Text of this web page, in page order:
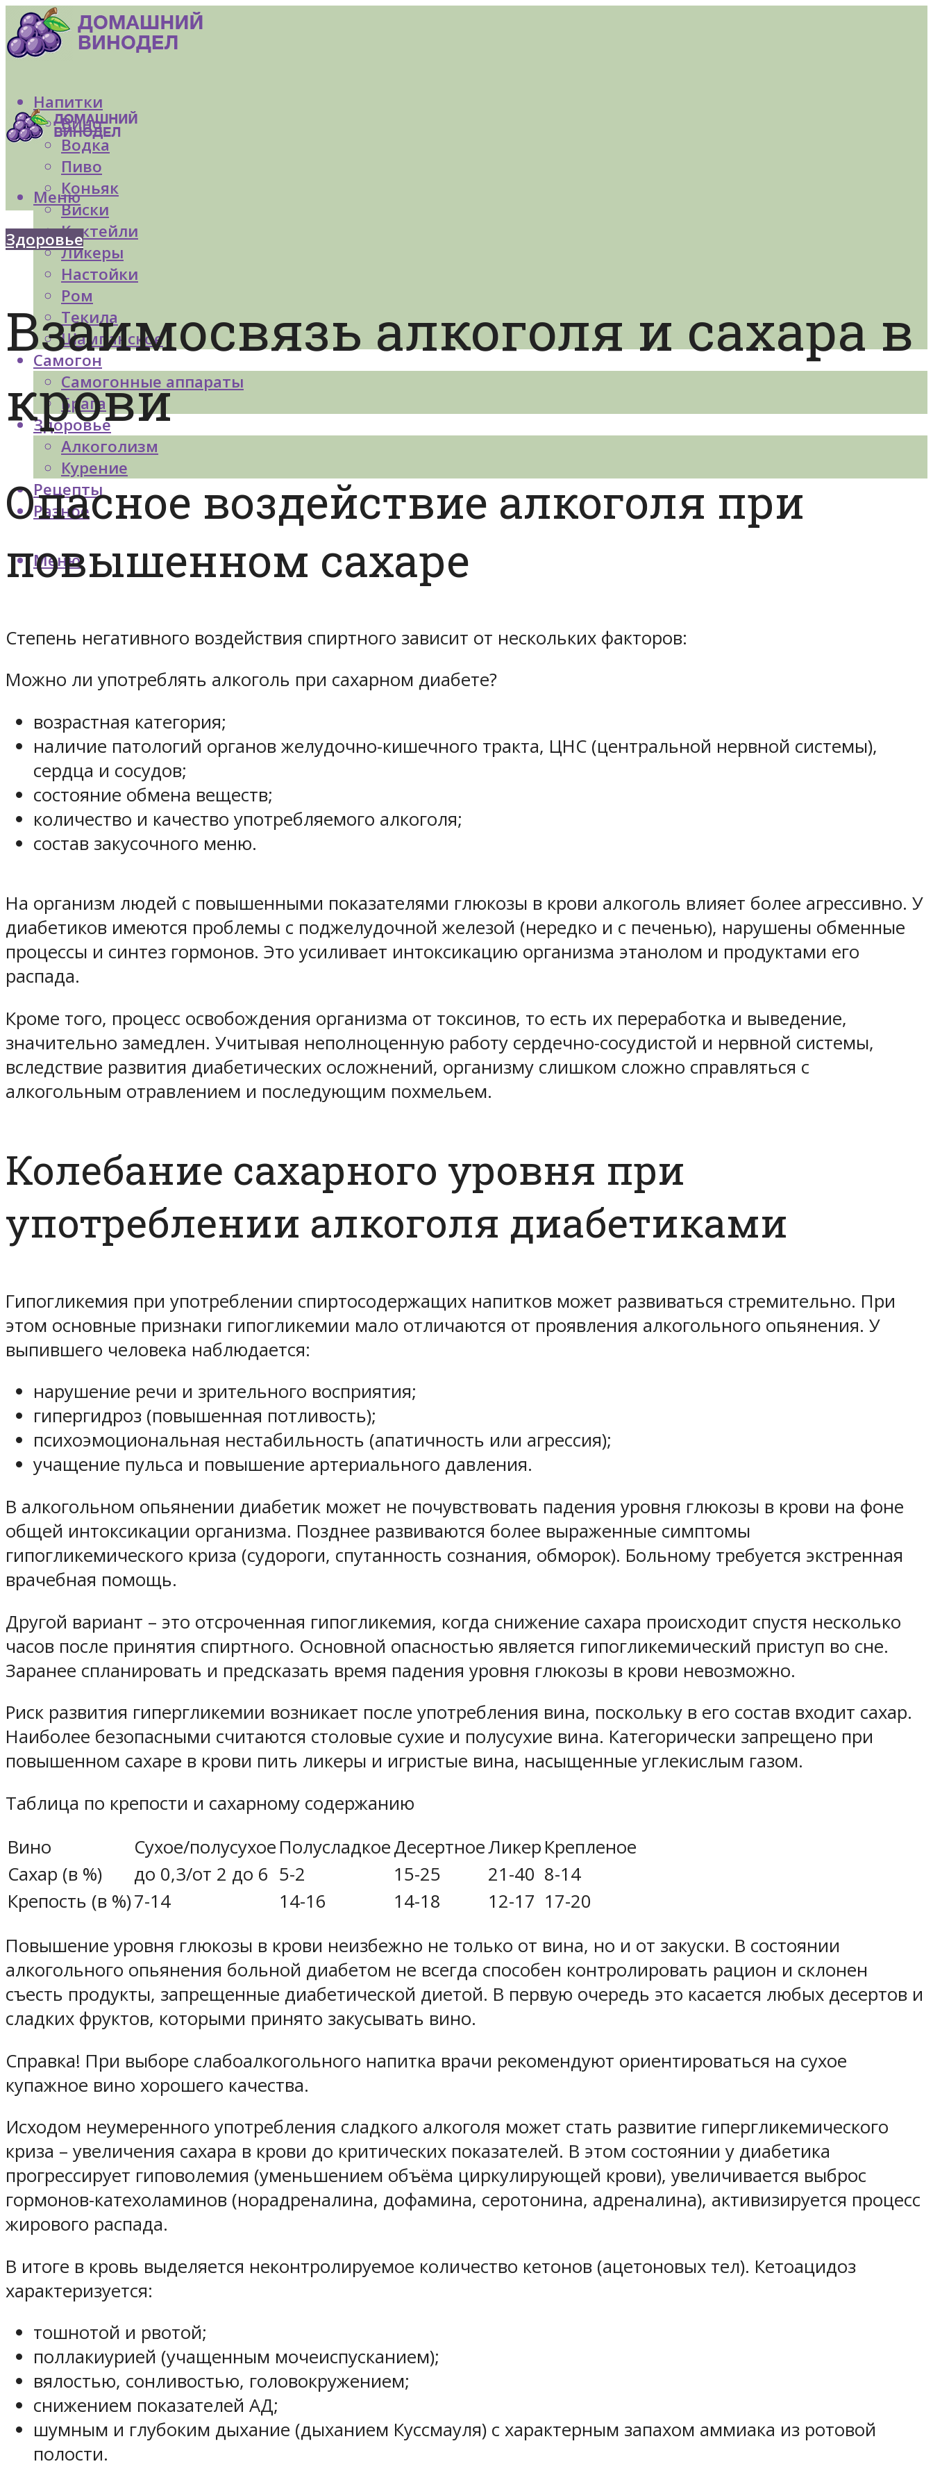
Напитки
Вино
Водка
Пиво
Коньяк
Виски
Коктейли
Ликеры
Настойки
Ром
Текила
Шампанское
Самогон
Самогонные аппараты
Брага
Здоровье
Алкоголизм
Курение
Рецепты
Разное
Меню
Меню
Здоровье
Взаимосвязь алкоголя и сахара в
крови
Опасное воздействие алкоголя при
повышенном сахаре
Степень негативного воздействия спиртного зависит от нескольких факторов:
Можно ли употреблять алкоголь при сахарном диабете?
возрастная категория;
наличие патологий органов желудочно-кишечного тракта, ЦНС (центральной нервной системы),
сердца и сосудов;
состояние обмена веществ;
количество и качество употребляемого алкоголя;
состав закусочного меню.
На организм людей с повышенными показателями глюкозы в крови алкоголь влияет более агрессивно. У
диабетиков имеются проблемы с поджелудочной железой (нередко и с печенью), нарушены обменные
процессы и синтез гормонов. Это усиливает интоксикацию организма этанолом и продуктами его
распада.
Кроме того, процесс освобождения организма от токсинов, то есть их переработка и выведение,
значительно замедлен. Учитывая неполноценную работу сердечно-сосудистой и нервной системы,
вследствие развития диабетических осложнений, организму слишком сложно справляться с
алкогольным отравлением и последующим похмельем.
Колебание сахарного уровня при
употреблении алкоголя диабетиками
Гипогликемия при употреблении спиртосодержащих напитков может развиваться стремительно. При
этом основные признаки гипогликемии мало отличаются от проявления алкогольного опьянения. У
выпившего человека наблюдается:
нарушение речи и зрительного восприятия;
гипергидроз (повышенная потливость);
психоэмоциональная нестабильность (апатичность или агрессия);
учащение пульса и повышение артериального давления.
В алкогольном опьянении диабетик может не почувствовать падения уровня глюкозы в крови на фоне
общей интоксикации организма. Позднее развиваются более выраженные симптомы
гипогликемического криза (судороги, спутанность сознания, обморок). Больному требуется экстренная
врачебная помощь.
Другой вариант – это отсроченная гипогликемия, когда снижение сахара происходит спустя несколько
часов после принятия спиртного. Основной опасностью является гипогликемический приступ во сне.
Заранее спланировать и предсказать время падения уровня глюкозы в крови невозможно.
Риск развития гипергликемии возникает после употребления вина, поскольку в его состав входит сахар.
Наиболее безопасными считаются столовые сухие и полусухие вина. Категорически запрещено при
повышенном сахаре в крови пить ликеры и игристые вина, насыщенные углекислым газом.
Таблица по крепости и сахарному содержанию
Вино
Сухое/полусухое ПолусладкоеДесертноеЛикер Крепленое
Сахар (в %)
до 0,3/от 2 до 6 5-2 15-25 21-40 8-14
Крепость (в %)7-14 14-16 14-18 12-17 17-20
Повышение уровня глюкозы в крови неизбежно не только от вина, но и от закуски. В состоянии
алкогольного опьянения больной диабетом не всегда способен контролировать рацион и склонен
съесть продукты, запрещенные диабетической диетой. В первую очередь это касается любых десертов и
сладких фруктов, которыми принято закусывать вино.
Справка! При выборе слабоалкогольного напитка врачи рекомендуют ориентироваться на сухое
купажное вино хорошего качества.
Исходом неумеренного употребления сладкого алкоголя может стать развитие гипергликемического
криза – увеличения сахара в крови до критических показателей. В этом состоянии у диабетика
прогрессирует гиповолемия (уменьшением объёма циркулирующей крови), увеличивается выброс
гормонов-катехоламинов (норадреналина, дофамина, серотонина, адреналина), активизируется процесс
жирового распада.
В итоге в кровь выделяется неконтролируемое количество кетонов (ацетоновых тел). Кетоацидоз
характеризуется:
тошнотой и рвотой;
поллакиурией (учащенным мочеиспусканием);
вялостью, сонливостью, головокружением;
снижением показателей АД;
шумным и глубоким дыхание (дыханием Куссмауля) с характерным запахом аммиака из ротовой
полости.